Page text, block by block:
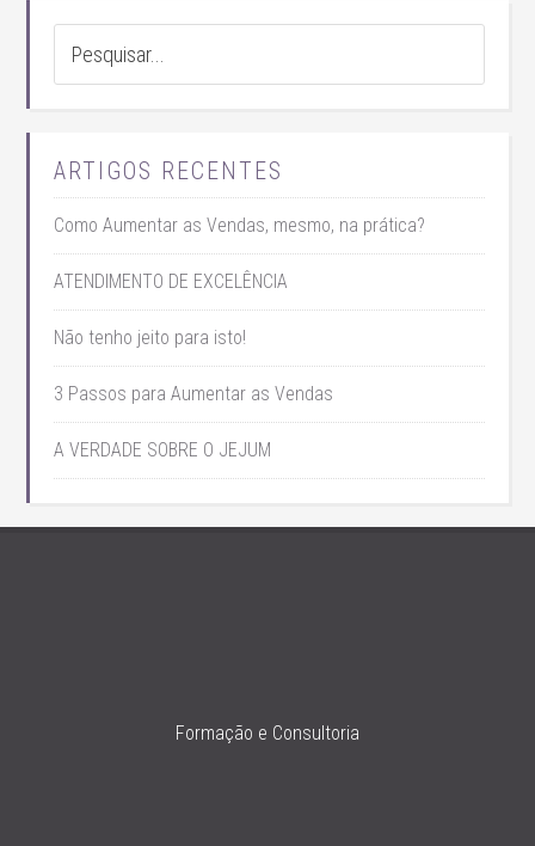
ARTIGOS RECENTES
Como Aumentar as Vendas, mesmo, na prática?
ATENDIMENTO DE EXCELÊNCIA
Não tenho jeito para isto!
3 Passos para Aumentar as Vendas
A VERDADE SOBRE O JEJUM
Formação e Consultoria